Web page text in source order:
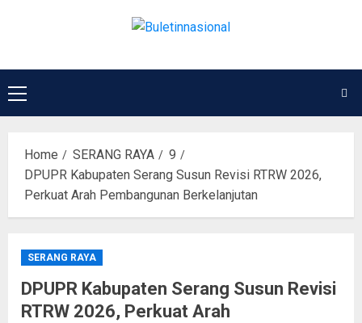
Home SERANG RAYA
9
DPUPR Kabupaten Serang Susun Revisi RTRW 2026,
Perkuat Arah Pembangunan Berkelanjutan
SERANG RAYA
DPUPR Kabupaten Serang Susun Revisi
RTRW 2026, Perkuat Arah